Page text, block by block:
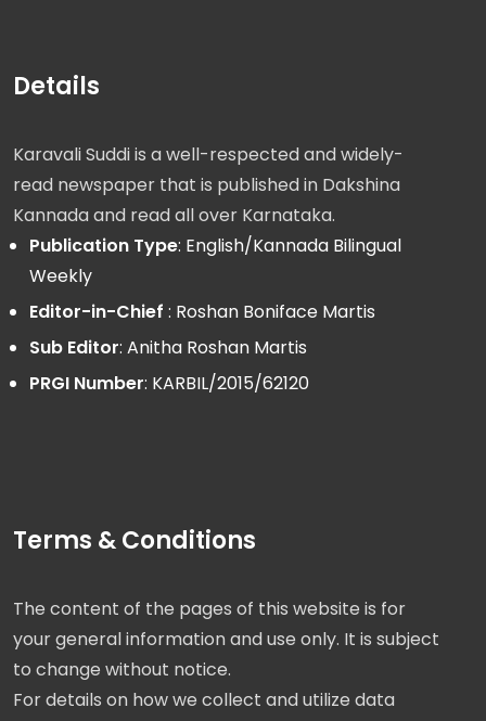
Details
Karavali Suddi is a well-respected and widely-
read newspaper that is published in Dakshina
Kannada and read all over Karnataka.
Publication Type: English/Kannada Bilingual
Weekly
Editor-in-Chief : Roshan Boniface Martis
Sub Editor: Anitha Roshan Martis
PRGI Number: KARBIL/2015/62120
Terms & Conditions
The content of the pages of this website is for
your general information and use only. It is subject
to change without notice.
For details on how we collect and utilize data